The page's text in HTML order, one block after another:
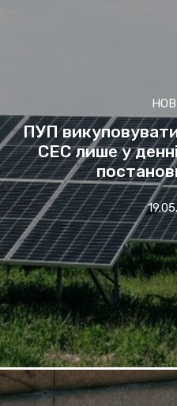
ПУП
СЕС лише у